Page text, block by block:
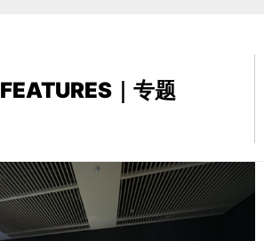
FEATURES｜专题